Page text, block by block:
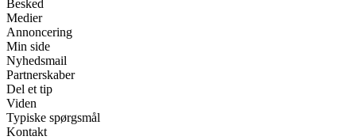
Besked
Medier
Annoncering
Min side
Nyhedsmail
Partnerskaber
Del et tip
Viden
Typiske spørgsmål
Kontakt